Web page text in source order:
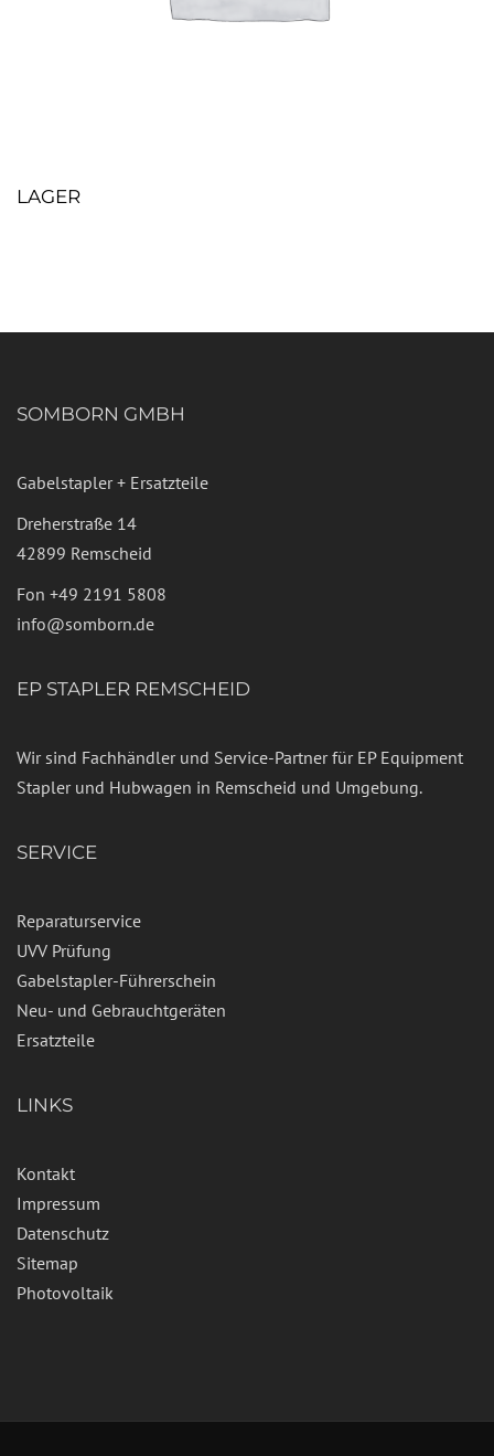
LAGER
SOMBORN GMBH
Gabelstapler + Ersatzteile
Dreherstraße 14
42899 Remscheid
Fon +49 2191 5808
info@somborn.de
EP STAPLER REMSCHEID
Wir sind Fachhändler und Service-Partner für EP Equipment
Stapler und Hubwagen in Remscheid und Umgebung.
SERVICE
Reparaturservice
UVV Prüfung
Gabelstapler-Führerschein
Neu- und Gebrauchtgeräten
Ersatzteile
LINKS
Kontakt
Impressum
Datenschutz
Sitemap
Photovoltaik